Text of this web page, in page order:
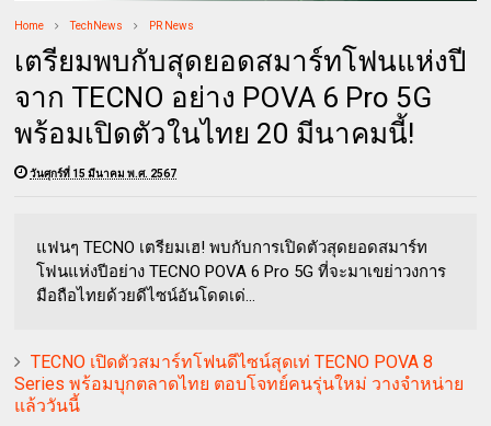
Home TechNews PR News
เตรียมพบกับสุดยอดสมาร์ทโฟนแห่งปี
จาก TECNO อย่าง POVA 6 Pro 5G
พร้อมเปิดตัวในไทย 20 มีนาคมนี้!
วันศุกร์ที่ 15 มีนาคม พ.ศ. 2567
แฟนๆ TECNO เตรียมเฮ! พบกับการเปิดตัวสุดยอดสมาร์ท
โฟนแห่งปีอย่าง TECNO POVA 6 Pro 5G ที่จะมาเขย่าวงการ
มือถือไทยด้วยดีไซน์อันโดดเด่...
TECNO เปิดตัวสมาร์ทโฟนดีไซน์สุดเท่ TECNO POVA 8
Series พร้อมบุกตลาดไทย ตอบโจทย์คนรุ่นใหม่ วางจำหน่าย
แล้ววันนี้